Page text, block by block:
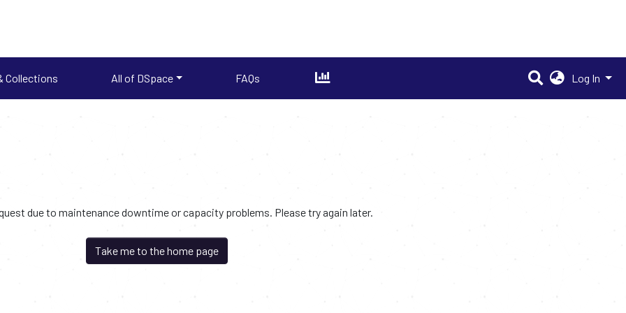
Collections All of DSpace FAQs Log In
due to maintenance downtime or capacity problems. Please try again later.
Take me to the home page